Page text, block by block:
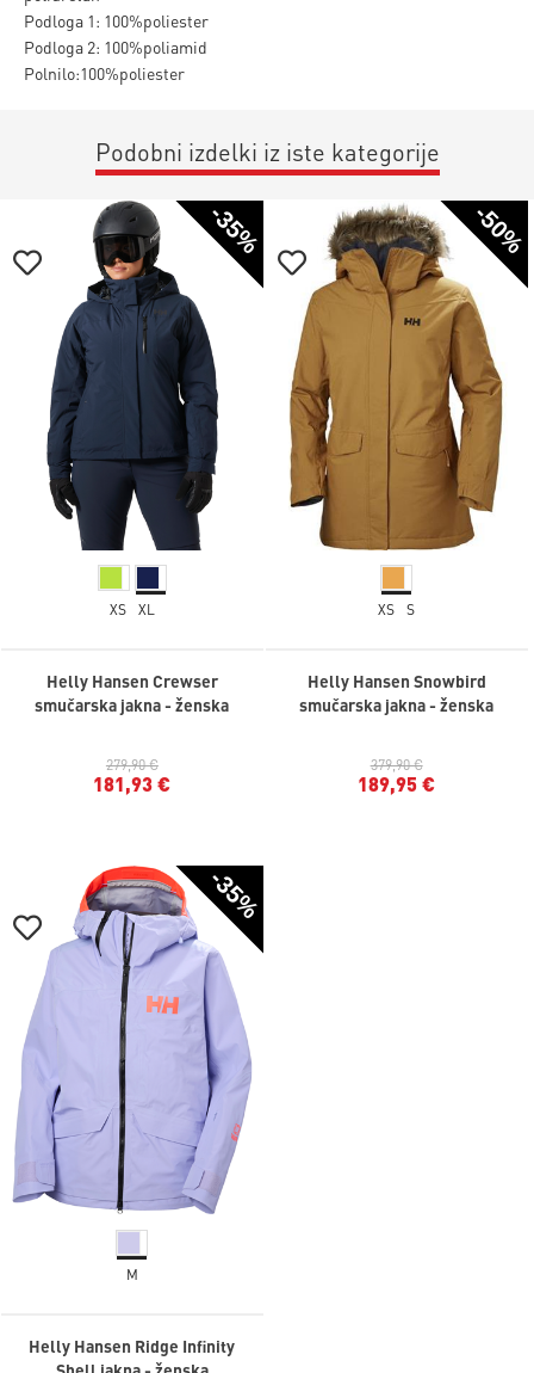
Podloga 1: 100%poliester
Podloga 2: 100%poliamid
Polnilo:100%poliester
Podobni izdelki iz iste kategorije
-35%
XS XL
Helly Hansen Crewser
smučarska jakna - ženska
279,90 €
181,93 €
-50%
XS S
Helly Hansen Snowbird
smučarska jakna - ženska
379,90 €
189,95 €
-35%
M
Helly Hansen Ridge Infinity